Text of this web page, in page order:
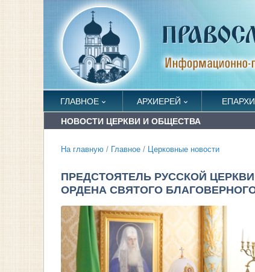
ГЛАВНОЕ АРХИЕРЕЙ
НОВОСТИ ЦЕРКВИ И ОБЩЕСТВА
На главную / Главное / Церковные новости
ПРЕДСТОЯТЕЛЬ РУССКОЙ
ОРДЕНА СВЯТОГО